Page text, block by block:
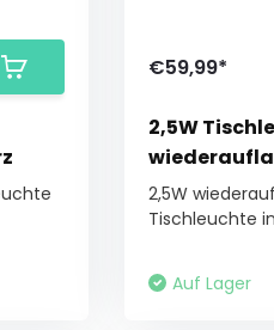
€59,99*
2,5W
2,5W
Tischleuchte
Auf Lager